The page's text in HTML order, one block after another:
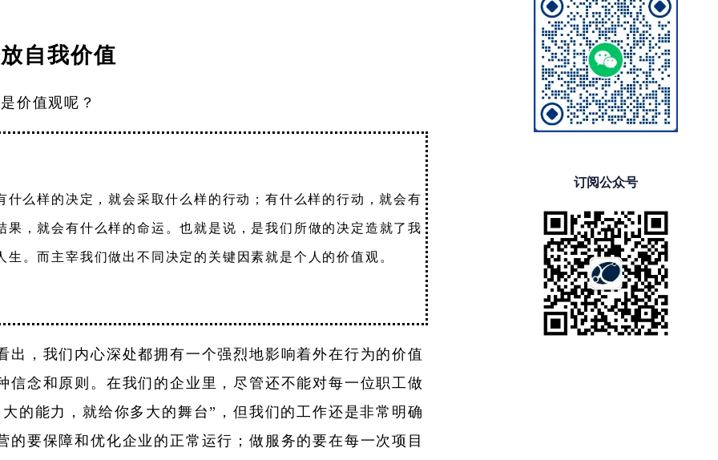
自我价值
价值观呢？
什么样的决定，就会采取什么样的行动；有什么样的行动，就会有
果，就会有什么样的命运。也就是说，是我们所做的决定造就了我
生。而主宰我们做出不同决定的关键因素就是个人的价值观。
出，我们内心深处都拥有一个强烈地影响着外在行为的价值
信念和原则。在我们的企业里，尽管还不能对每一位职工做
的能力，就给你多大的舞台”，但我们的工作还是非常明确
的要保障和优化企业的正常运行；做服务的要在每一次项目
订阅公众号